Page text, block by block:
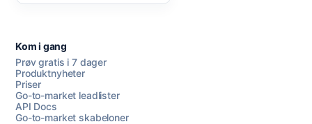
Kom i gang
Prøv gratis i 7 dager
Produktnyheter
Priser
Go-to-market leadlister
API Docs
Go-to-market skabeloner